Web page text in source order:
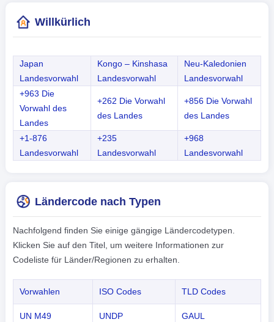
Willkürlich
Japan
Landesvorwahl
Kongo – Kinshasa
Landesvorwahl
Neu-Kaledonien
Landesvorwahl
+963 Die
Vorwahl des
Landes
+262 Die Vorwahl
des Landes
+856 Die Vorwahl
des Landes
+1-876
Landesvorwahl
+235
Landesvorwahl
+968
Landesvorwahl
Ländercode nach Typen
Nachfolgend finden Sie einige gängige Ländercodetypen.
Klicken Sie auf den Titel, um weitere Informationen zur
Codeliste für Länder/Regionen zu erhalten.
Vorwahlen ISO Codes TLD Codes
UN M49 UNDP GAUL